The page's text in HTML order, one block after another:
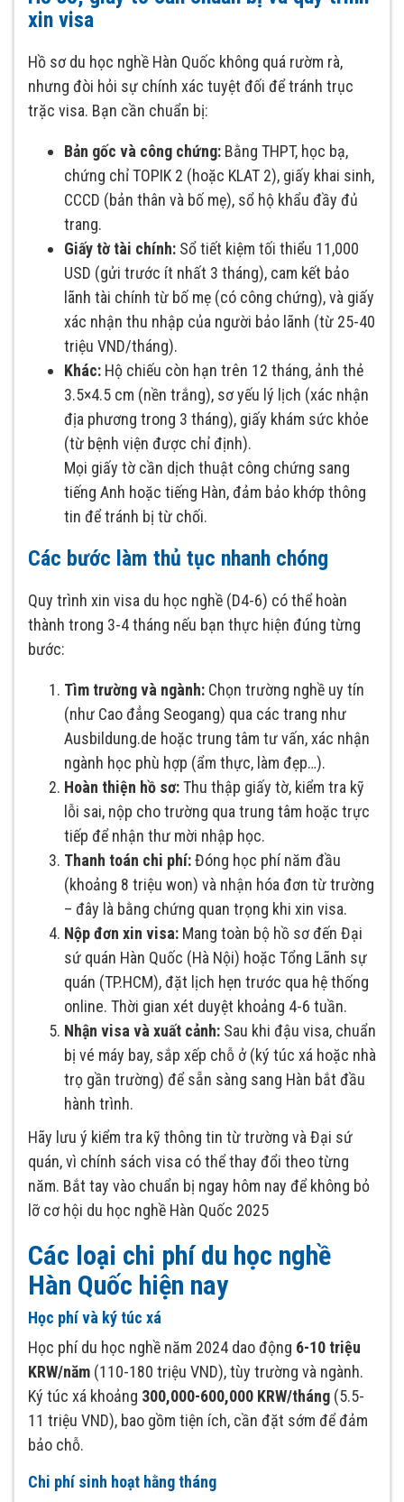
xin visa
Hồ sơ du học nghề Hàn Quốc không quá rườm rà,
nhưng đòi hỏi sự chính xác tuyệt đối để tránh trục
trặc visa. Bạn cần chuẩn bị:
Bản gốc và công chứng: Bằng THPT, học bạ,
chứng chỉ TOPIK 2 (hoặc KLAT 2), giấy khai sinh,
CCCD (bản thân và bố mẹ), sổ hộ khẩu đầy đủ
trang.
Giấy tờ tài chính: Sổ tiết kiệm tối thiểu 11,000
USD (gửi trước ít nhất 3 tháng), cam kết bảo
lãnh tài chính từ bố mẹ (có công chứng), và giấy
xác nhận thu nhập của người bảo lãnh (từ 25-40
triệu VND/tháng).
Khác: Hộ chiếu còn hạn trên 12 tháng, ảnh thẻ
3.5×4.5 cm (nền trắng), sơ yếu lý lịch (xác nhận
địa phương trong 3 tháng), giấy khám sức khỏe
(từ bệnh viện được chỉ định).
Mọi giấy tờ cần dịch thuật công chứng sang
tiếng Anh hoặc tiếng Hàn, đảm bảo khớp thông
tin để tránh bị từ chối.
Các bước làm thủ tục nhanh chóng
Quy trình xin visa du học nghề (D4-6) có thể hoàn
thành trong 3-4 tháng nếu bạn thực hiện đúng từng
bước:
Tìm trường và ngành: Chọn trường nghề uy tín
(như Cao đẳng Seogang) qua các trang như
Ausbildung.de hoặc trung tâm tư vấn, xác nhận
ngành học phù hợp (ẩm thực, làm đẹp…).
Hoàn thiện hồ sơ:Thu thập giấy tờ, kiểm tra kỹ
lỗi sai, nộp cho trường qua trung tâm hoặc trực
tiếp để nhận thư mời nhập học.
Thanh toán chi phí:Đóng học phí năm đầu
(khoảng 8 triệu won) và nhận hóa đơn từ trường
– đây là bằng chứng quan trọng khi xin visa.
Nộp đơn xin visa: Mang toàn bộ hồ sơ đến Đại
sứ quán Hàn Quốc (Hà Nội) hoặc Tổng Lãnh sự
quán (TP.HCM), đặt lịch hẹn trước qua hệ thống
online. Thời gian xét duyệt khoảng 4-6 tuần.
Nhận visa và xuất cảnh: Sau khi đậu visa, chuẩn
bị vé máy bay, sắp xếp chỗ ở (ký túc xá hoặc nhà
trọ gần trường) để sẵn sàng sang Hàn bắt đầu
hành trình.
Hãy lưu ý kiểm tra kỹ thông tin từ trường và Đại sứ
quán, vì chính sách visa có thể thay đổi theo từng
năm. Bắt tay vào chuẩn bị ngay hôm nay để không bỏ
lỡ cơ hội du học nghề Hàn Quốc 2025
Các loại chi phí du học nghề
Hàn Quốc hiện nay
Học phí và ký túc xá
Học phí du học nghề năm 2024 dao động 6-10 triệu
KRW/năm (110-180 triệu VND), tùy trường và ngành.
Ký túc xá khoảng 300,000-600,000 KRW/tháng (5.5-
11 triệu VND), bao gồm tiện ích, cần đặt sớm để đảm
bảo chỗ.
Chi phí sinh hoạt hằng tháng